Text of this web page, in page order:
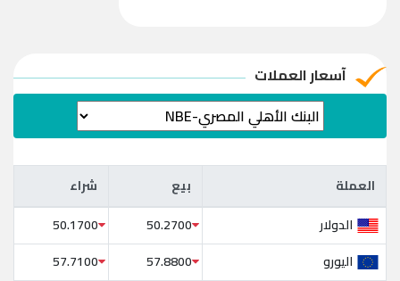
آسعار العملات
العملة بيع شراء العملة بيع
شراء
الدولار
50.2700
50.1700
اليورو
57.8800
57.7100